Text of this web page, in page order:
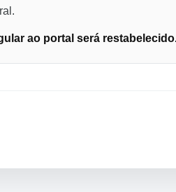
ao portal será